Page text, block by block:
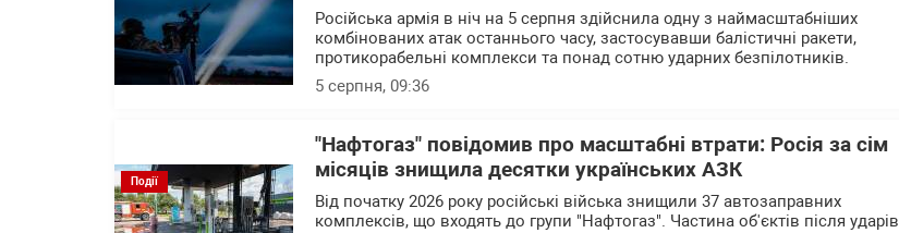
Російська армія в ніч на 5 серпня здійснила одну з наймасштабніших
комбінованих атак останнього часу, застосувавши балістичні ракети,
протикорабельні комплекси та понад сотню ударних безпілотників.
5 серпня, 09:36
Події
"Нафтогаз" повідомив про масштабні втрати: Росія за сім
місяців знищила десятки українських АЗК
Від початку 2026 року російські війська знищили 37 автозаправних
комплексів, що входять до групи "Нафтогаз". Частина об'єктів після ударів